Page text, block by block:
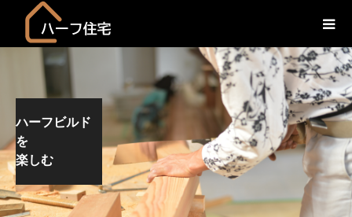
ハーフビルド
を
楽しむ